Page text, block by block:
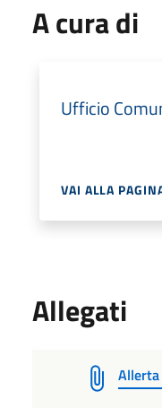
A cura di
Ufficio
VAI ALLA
Allegati